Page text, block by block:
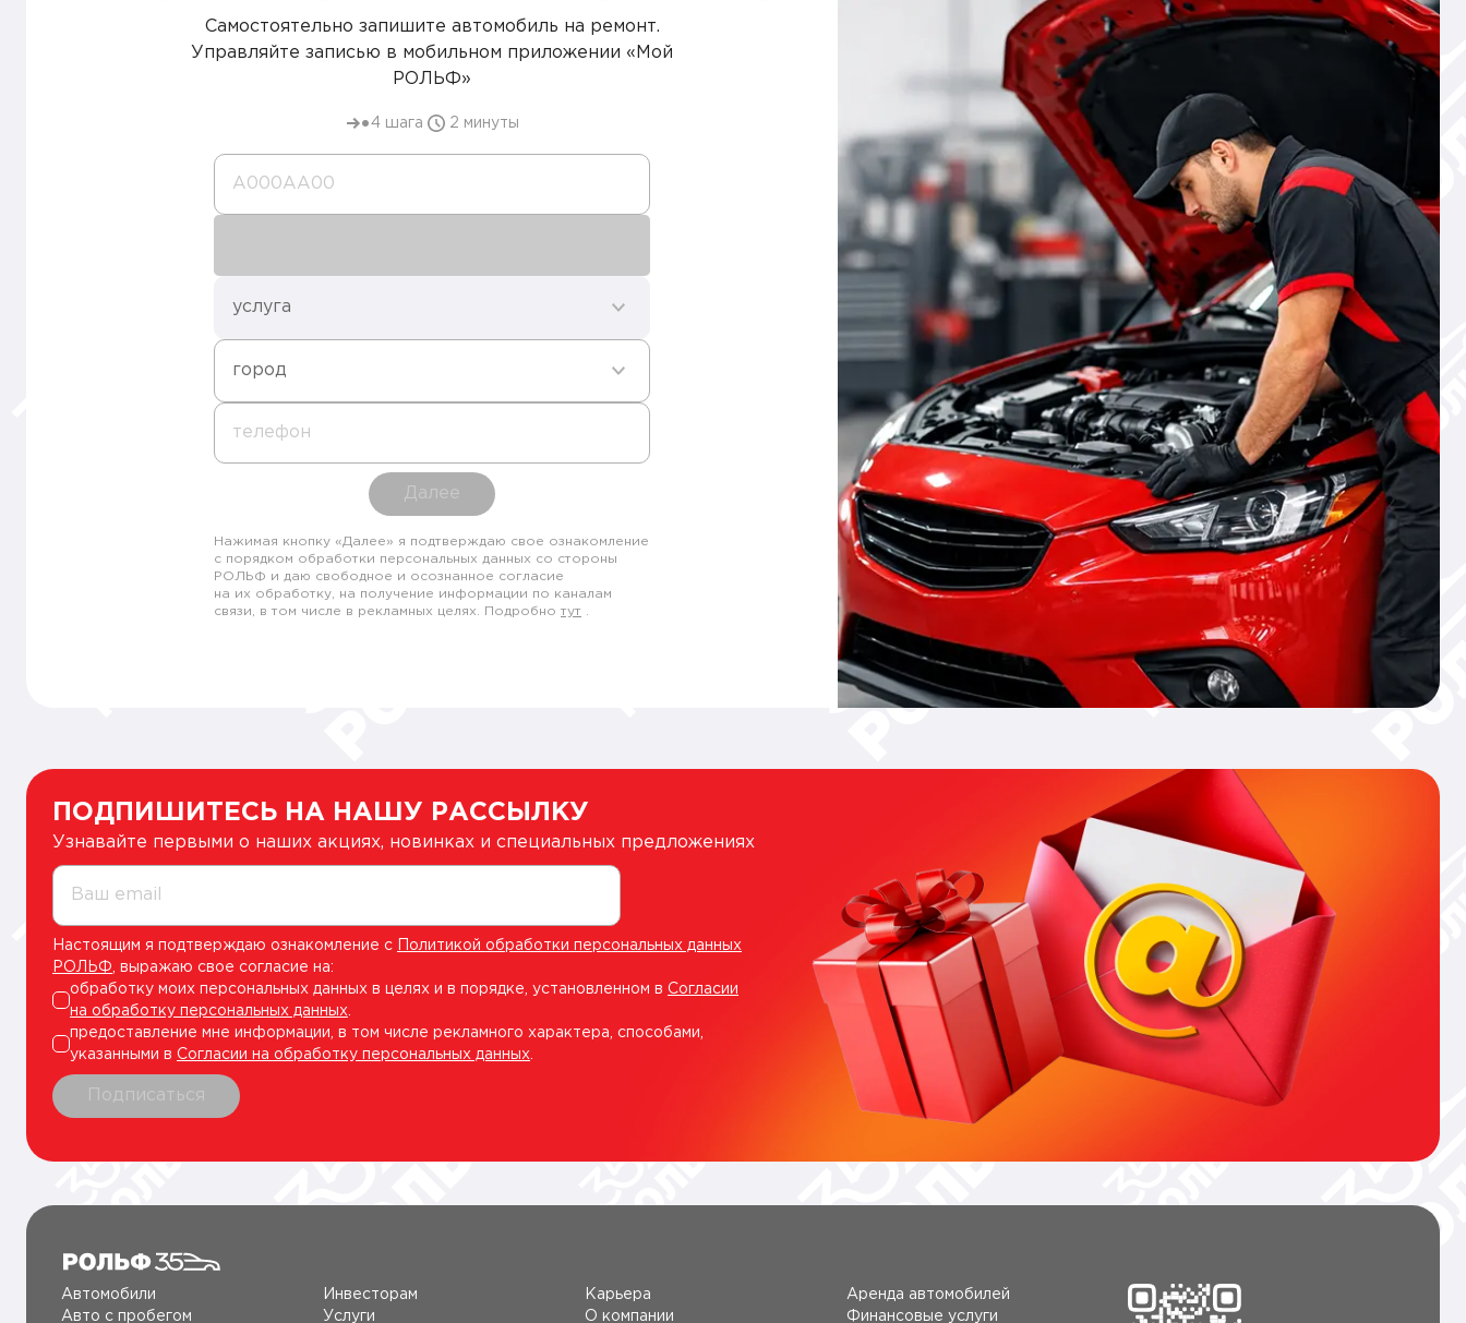
Самостоятельно запишите автомобиль на ремонт.
Управляйте записью в мобильном приложении «Мой
РОЛЬФ»
4 шага 2 минуты
А000AA00
услуга
город
телефон
Далее
Нажимая кнопку «Далее» я подтверждаю свое ознакомление
с порядком обработки персональных данных со стороны
РОЛЬФ и даю свободное и осознанное согласие
на их обработку, на получение информации по каналам
связи, в том числе в рекламных целях. Подробно тут
ПОДПИШИТЕСЬ НА НАШУ РАССЫЛКУ
Узнавайте первыми о наших акциях, новинках и специальных предложениях
Ваш email
Настоящим я подтверждаю ознакомление с
Политикой обработки персональных данных
РОЛЬФ , выражаю свое согласие на:
обработку моих персональных данных в целях и в порядке, установленном в Согласии
на обработку персональных данных
предоставление мне информации, в том числе рекламного характера, способами,
указанными в Согласии на обработку персональных данных
Подписаться
Автомобили
Авто c пробегом
Инвесторам
Услуги
Карьера
О компании
Аренда автомобилей
Финансовые услуги